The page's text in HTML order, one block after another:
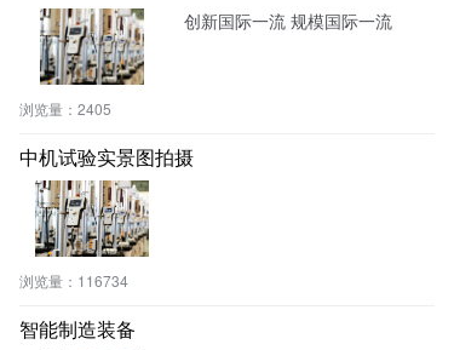
创新国际一流 规模国际一流
浏览量： 2405
中机试验实景图拍摄
浏览量： 116734
智能制造装备